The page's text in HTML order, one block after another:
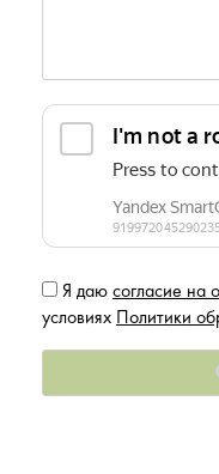
Я даю согласие на
условиях Политики